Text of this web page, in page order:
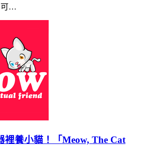
可…
裡養小貓！「Meow, The Cat